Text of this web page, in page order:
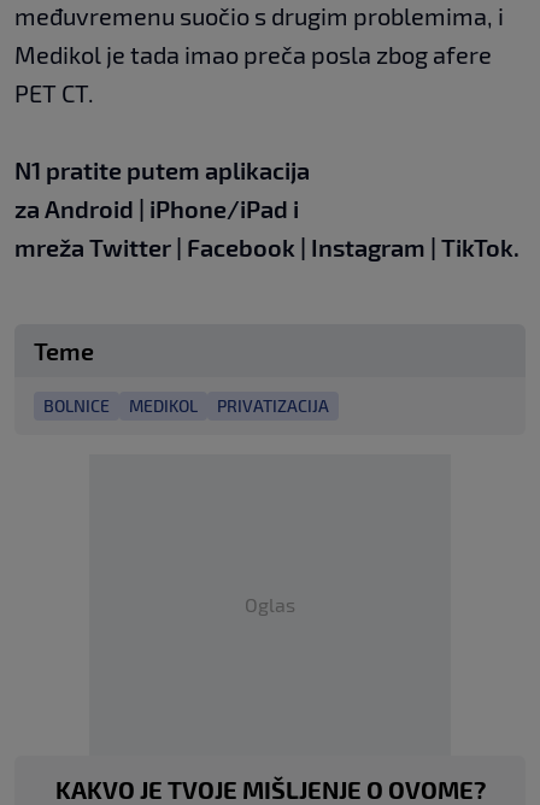
međuvremenu suočio s drugim problemima, i
Medikol je tada imao preča posla zbog afere
PET CT.
N1 pratite putem aplikacija
za Android | iPhone/iPad i
mreža Twitter | Facebook | Instagram | TikTok.
Teme
BOLNICE MEDIKOL PRIVATIZACIJA
Oglas
KAKVO JE TVOJE MIŠLJENJE O OVOME?